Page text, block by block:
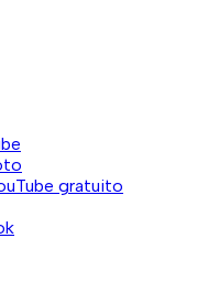
gratuito